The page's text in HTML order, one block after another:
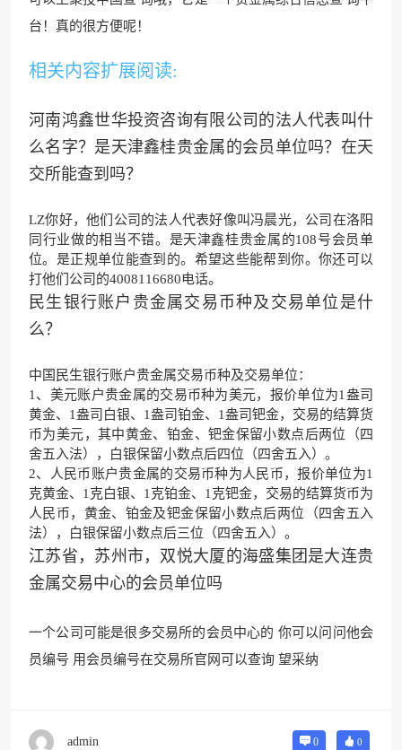
台！真的很方便呢！
相关内容扩展阅读:
河南鸿鑫世华投资咨询有限公司的法人代表叫什
么名字？是天津鑫桂贵金属的会员单位吗？在天
交所能查到吗？
LZ你好，他们公司的法人代表好像叫冯晨光，公司在洛阳
同行业做的相当不错。是天津鑫桂贵金属的108号会员单
位。是正规单位能查到的。希望这些能帮到你。你还可以
打他们公司的4008116680电话。
民生银行账户贵金属交易币种及交易单位是什
么？
中国民生银行账户贵金属交易币种及交易单位：
1、美元账户贵金属的交易币种为美元，报价单位为1盎司
黄金、1盎司白银、1盎司铂金、1盎司钯金，交易的结算货
币为美元，其中黄金、铂金、钯金保留小数点后两位（ 四
舍五入法），白银保留小数点后四位（四舍五入）。
2、人民币账户贵金属的交易币种为人民币，报价单位为1
克黄金、1克白银、1克铂金、1克钯金，交易的结算货币为
人民币，黄金、铂金及钯金保留小数点后两位（四舍五入
法），白银保留小数点后三位（四舍五入）。
江苏省，苏州市，双悦大厦的海盛集团是大连贵
金属交易中心的会员单位吗
一个公司可能是很多交易所的会员中心的 你可以问问他会
员编号 用会员编号在交易所官网可以查询 望采纳
admin 0 0